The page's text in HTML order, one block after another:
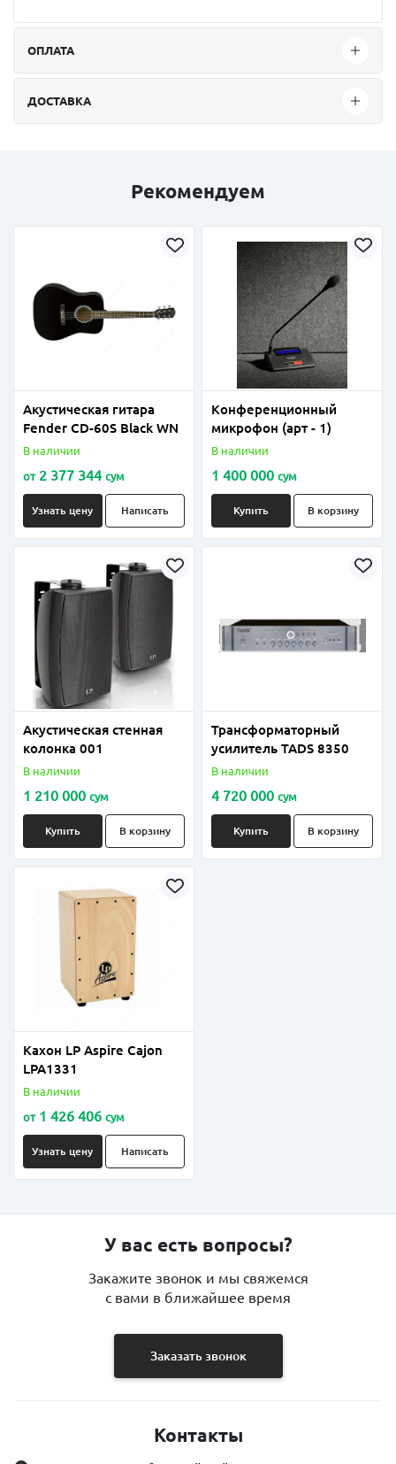
ОПЛАТА
ДОСТАВКА
Рекомендуем
Акустическая гитара
Fender CD-60S Black WN
В наличии
от2 377 344 сум
Узнать цену Написать
Конференционный
микрофон (арт - 1)
В наличии
1 400 000 сум
Купить В корзину
Акустическая стенная
колонка 001
В наличии
1 210 000 сум
Купить В корзину
Трансформаторный
усилитель TADS 8350
В наличии
4 720 000 сум
Купить В корзину
Кахон LP Aspire Cajon
LPA1331
В наличии
от1 426 406 сум
Узнать цену Написать
У вас есть вопросы?
Закажите звонок и мы свяжемся
с вами в ближайшее время
Заказать звонок
Контакты